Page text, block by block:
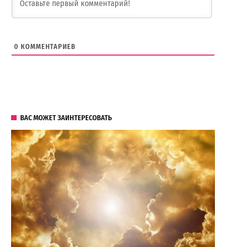
0 КОММЕНТАРИЕВ
ВАС МОЖЕТ ЗАИНТЕРЕСОВАТЬ